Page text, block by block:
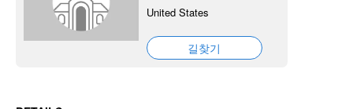
United States
길찾기